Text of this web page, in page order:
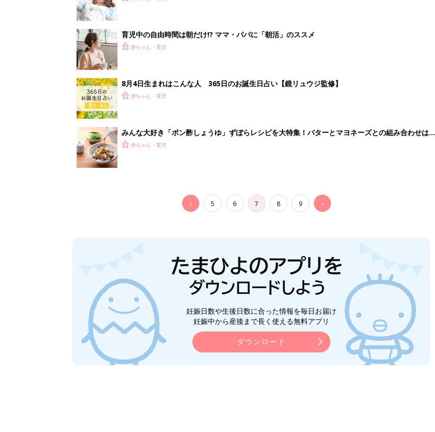
育児中の自由時間は朝だけ!? ママ・パパに「朝活」のススメ
赤ちゃん・育児
8月4日生まれはこんな人 365日のお誕生日占い【鏡リュウジ監修】
赤ちゃん・育児
みんな大好き「ポン酢しょうゆ」ずぼらレシピを大特集！バターとマヨネーズとの組み合わせは栄
養学的にも最高⁉
赤ちゃん・育児
< 5 6 7 8 9 >
妊娠日数や生後日数に合った情報を毎日お届け
妊娠中から産後まで長く使える無料アプリ
ダウンロード